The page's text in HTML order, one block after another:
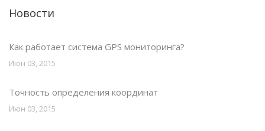
Новости
Как работает система GPS мониторинга?
Июн 03, 2015
Точность определения координат
Июн 03, 2015